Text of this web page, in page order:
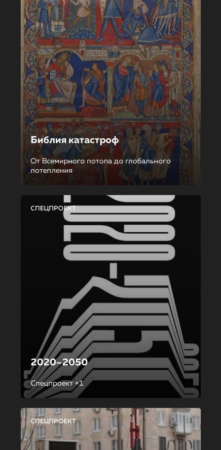
Библия катастроф
От Всемирного потопа до глобального
потепления
СПЕЦПРОЕКТ
2020–2050
Спецпроект +1
СПЕЦПРОЕКТ